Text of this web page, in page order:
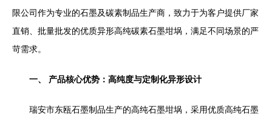
限公司作为专业的石墨及碳素制品生产商，致力于为客户提供厂家
直销、批量批发的优质异形高纯碳素石墨坩埚，满足不同场景的严
苛需求。
一、 产品核心优势：高纯度与定制化异形设计
瑞安市东瓯石墨制品生产的高纯石墨坩埚，采用优质高纯石墨